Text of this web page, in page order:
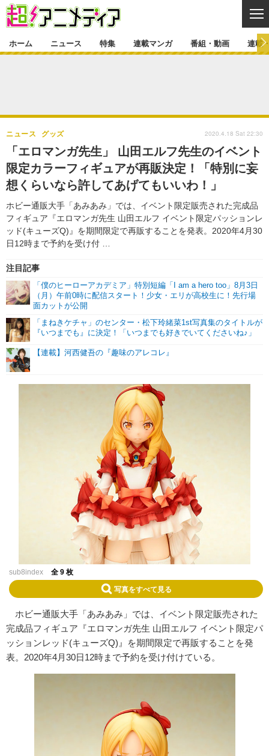
ゲーム・アプリ マンガ
グッズ イベント
声優 コスプレ
新帝スタ
特集一覧 カバー
ラキりす
連載マンガ
連載マンガ一覧 連載一覧
番組・動画
番組・動画一覧 ラジオ
動画
連載・ブログ
連載・ブログ一覧 コラム
編集部ブログ・お知らせ
ホーム ニュース 特集 連載マンガ 番組・動画 連載
「エロマンガ先生」 山田エルフ先生のイベント
限定カラーフィギュアが再販決定！「特別に妄
想くらいなら許してあげてもいいわ！」
ホビー通販大手「あみあみ」では、イベント限定販売された完成品
フィギュア『エロマンガ先生 山田エルフ イベント限定パッションレ
ッド(キューズQ)』を期間限定で再販することを発表。2020年4月30
日12時まで予約を受け付 …
ニュース グッズ
注目記事
「僕のヒーローアカデミア」特別短編「I am a hero too」8月3日
（月）午前0時に配信スタート！少女・エリが高校生に！先行場
面カットが公開
「まねきケチャ」のセンター・松下玲緒菜1st写真集のタイトルが
『いつまでも』に決定！「いつまでも好きでいてくださいね♪」
【連載】河西健吾の『趣味のアレコレ』
2020.4.18 Sat 22:30
sub8index 全 9 枚
写真をすべて見る
ホビー通販大手「あみあみ」では、イベント限定販売された
完成品フィギュア『エロマンガ先生 山田エルフ イベント限定パ
ッションレッド(キューズQ)』を期間限定で再販することを発
表。2020年4月30日12時まで予約を受け付けている。